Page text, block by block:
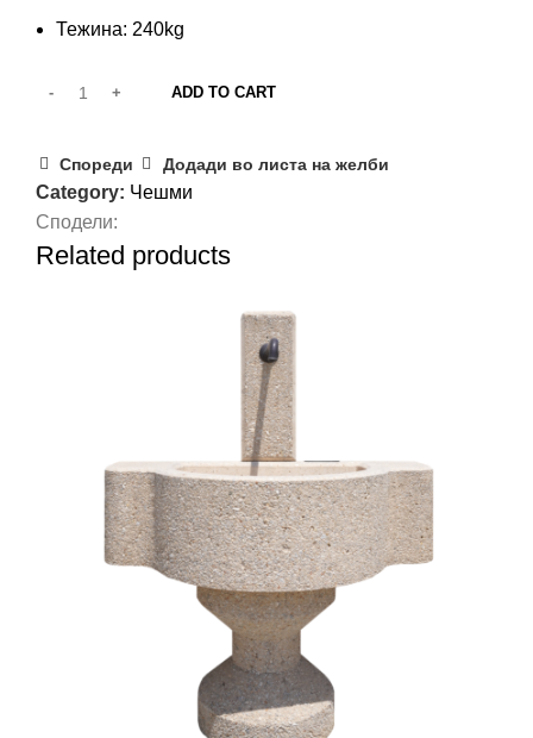
Тежина: 240kg
ADD TO CART
Спореди Додади во листа на желби
Category: Чешми
Сподели:
Related products